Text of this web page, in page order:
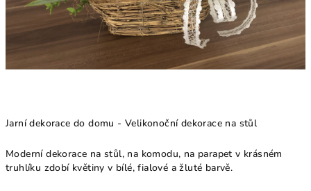
Jarní dekorace do domu - Velikonoční dekorace na stůl
Moderní dekorace na stůl, na komodu, na parapet v krásném
truhlíku zdobí květiny v bílé, fialové a žluté barvě.